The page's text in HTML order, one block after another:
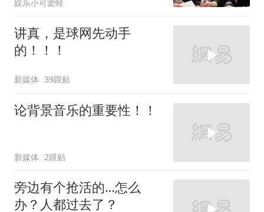
你签约
娱乐小可爱蛙
讲真，是球网先动手
的！！！
新媒体 39跟贴
论背景音乐的重要性！！
新媒体 2跟贴
旁边有个抢活的…怎么
办？人都过去了？